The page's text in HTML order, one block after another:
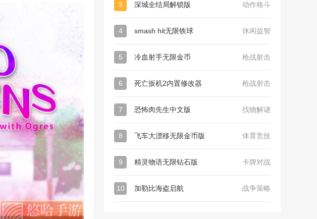
3 深城全结局解锁版 动作格斗
4 smash hit无限铁球 休闲益智
5 冷血射手无限金币 枪战射击
6 死亡扳机2内置修改器 枪战射击
7 恐怖肉先生中文版 找物解谜
8 飞车大漂移无限金币版 体育竞技
9 精灵物语无限钻石版 卡牌对战
10 加勒比海盗启航 战争策略